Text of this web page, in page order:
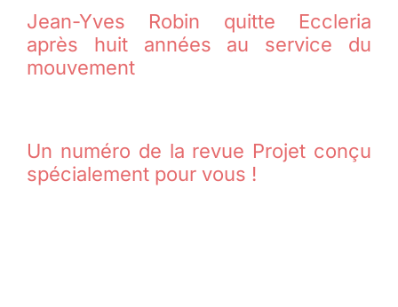
Jean-Yves Robin quitte Eccleria
après huit années au service du
mouvement
Un numéro de la revue Projet conçu
spécialement pour vous !